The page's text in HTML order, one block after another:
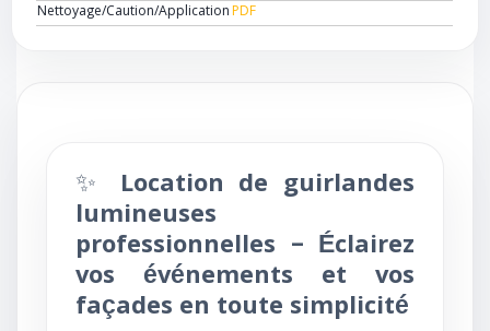
Nettoyage/Caution/ApplicationPDF
✨ Location de guirlandes
lumineuses
professionnelles – Éclairez
vos événements et vos
façades en toute simplicité